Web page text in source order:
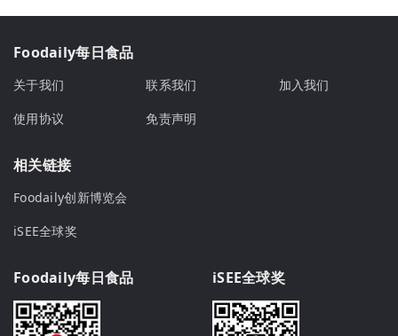
Foodaily每日食品
关于我们 联系我们
加入我们
使用协议
免责声明
相关链接
Foodaily创新博览会
iSEE全球奖
Foodaily每日食品 iSEE全球奖